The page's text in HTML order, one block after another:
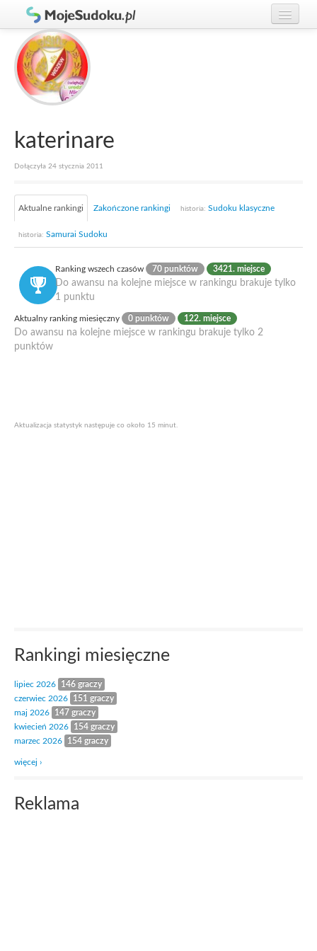
Graj w Sudoku!
Zasady Sudoku
Rankingi
Gracze
katerinare
Dołączyła 24 stycznia 2011
Aktualne rankingi Zakończone rankingi historia: Sudoku klasyczne
historia: Samurai Sudoku
Ranking wszech czasów 70 punktów 3421. miejsce
Do awansu na kolejne miejsce w rankingu brakuje tylko
1 punktu
Aktualny ranking miesięczny 0 punktów 122. miejsce
Do awansu na kolejne miejsce w rankingu brakuje tylko 2
punktów
Aktualizacja statystyk następuje co około 15 minut.
Rankingi miesięczne
lipiec 2026
146 graczy
czerwiec 2026
151 graczy
maj 2026
147 graczy
kwiecień 2026
154 graczy
marzec 2026
154 graczy
więcej ›
Reklama